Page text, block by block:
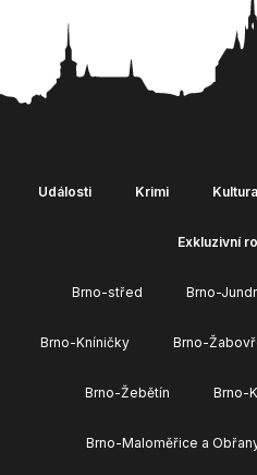
Události Krimi Kultura
Exkluzivní
Brno-střed Brno-
Brno-Kníničky Brno-
Brno-Žebětín Brno-
Brno-Maloměřice a